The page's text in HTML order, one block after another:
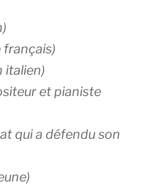
français)
italien)
et pianiste
qui a défendu son